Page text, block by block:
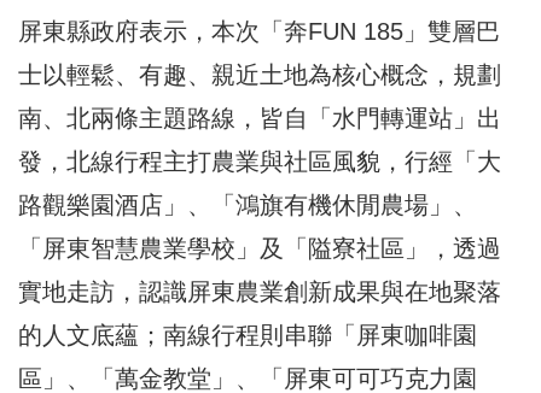
屏東縣政府表示，本次「奔FUN 185」雙層巴
士以輕鬆、有趣、親近土地為核心概念，規劃
南、北兩條主題路線，皆自「水門轉運站」出
發，北線行程主打農業與社區風貌，行經「大
路觀樂園酒店」、「鴻旗有機休閒農場」、
「屏東智慧農業學校」及「隘寮社區」，透過
實地走訪，認識屏東農業創新成果與在地聚落
的人文底蘊；南線行程則串聯「屏東咖啡園
區」、「萬金教堂」、「屏東可可巧克力園